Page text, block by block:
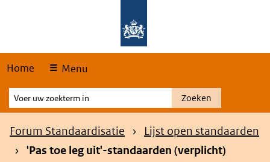
Home Menu
Voer
uw
zoekterm
Zoeken
Kruimelpad
Forum Standaardisatie
Lijst open standaarden
'Pas toe leg uit'-standaarden (verplicht)